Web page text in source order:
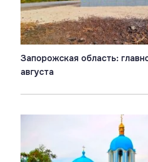
Запорожская область:
августа